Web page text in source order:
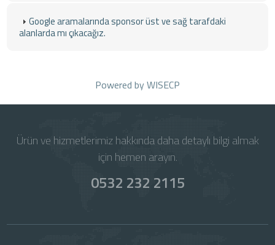
Google aramalarında sponsor üst ve sağ tarafdaki
alanlarda mı çıkacağız.
Powered byWISECP
Ürün ve hizmetlerimiz hakkında daha detaylı bilgi almak
için hemen arayın.
0532 232 2115